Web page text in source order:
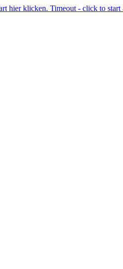
hier klicken. Timeout - click to start